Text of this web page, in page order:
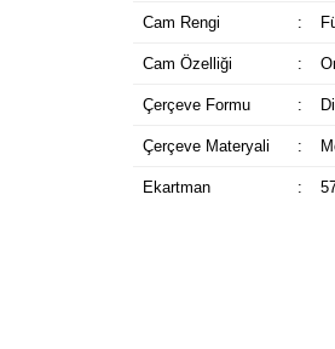
Cam Rengi :
Cam Özelliği :
Çerçeve Formu :
Çerçeve Materyali :
Ekartman :